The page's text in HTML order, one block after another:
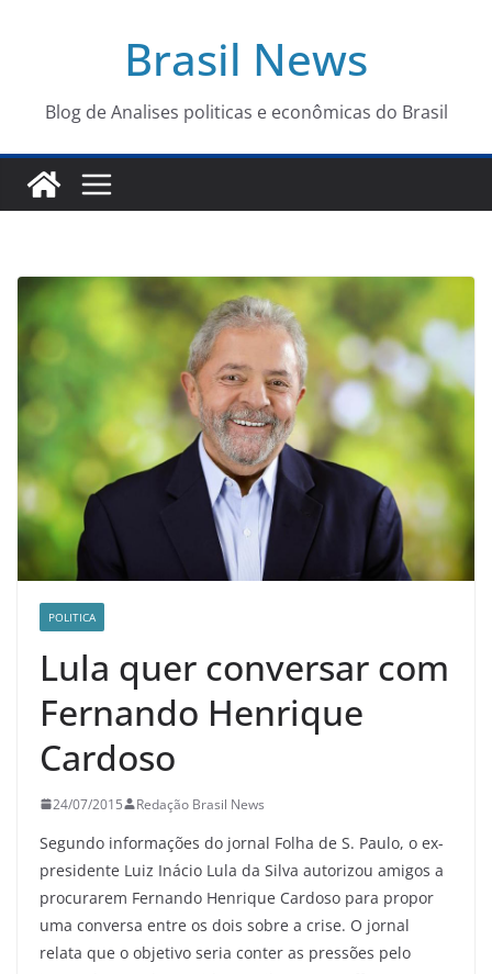
conteúdo
Brasil News
Blog de Analises politicas e econômicas do Brasil
POLITICA
Lula quer conversar com
Fernando Henrique
Cardoso
24/07/2015 Redação Brasil News
Segundo informações do jornal Folha de S. Paulo, o ex-
presidente Luiz Inácio Lula da Silva autorizou amigos a
procurarem Fernando Henrique Cardoso para propor
uma conversa entre os dois sobre a crise. O jornal
relata que o objetivo seria conter as pressões pelo